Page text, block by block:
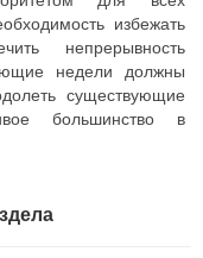
избежать
непрерывность
недели должны
существующие
большинство в